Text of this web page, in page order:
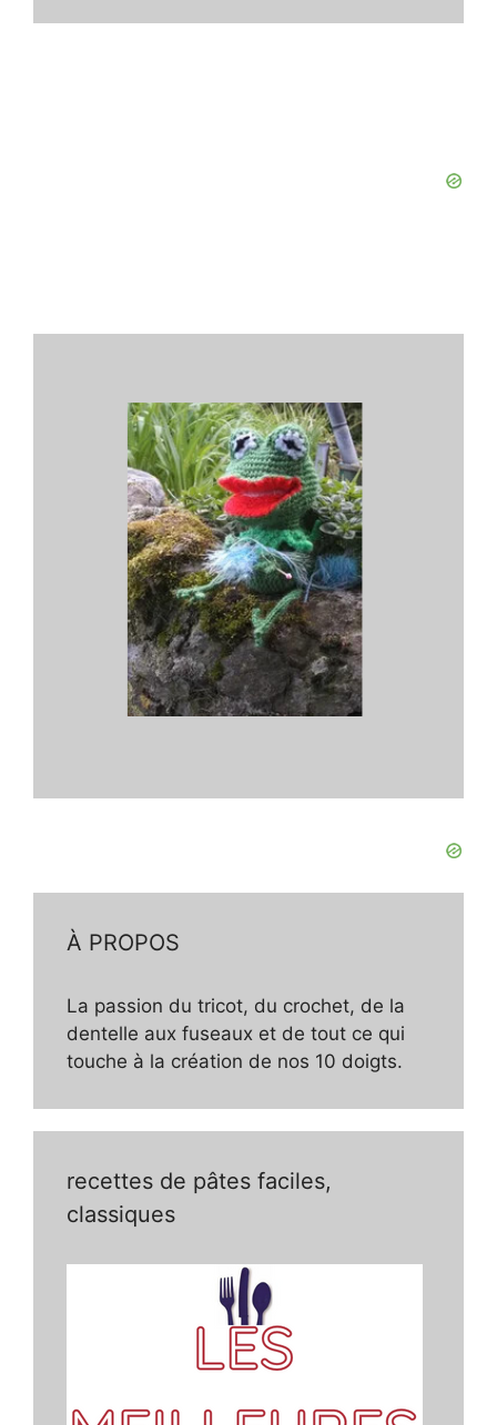
À PROPOS
La passion du tricot, du crochet, de la
dentelle aux fuseaux et de tout ce qui
touche à la création de nos 10 doigts.
recettes de pâtes faciles,
classiques